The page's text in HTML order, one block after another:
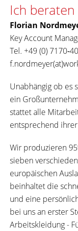
Ich beraten
Florian
Key Account
Tel. +49 (0)
Unabhängig ob es
ein
stattet alle
entsprechend
Wir produzieren
sieben
europäischen
beinhaltet die
und eine
bei uns an erster
Arbeitskleidung -